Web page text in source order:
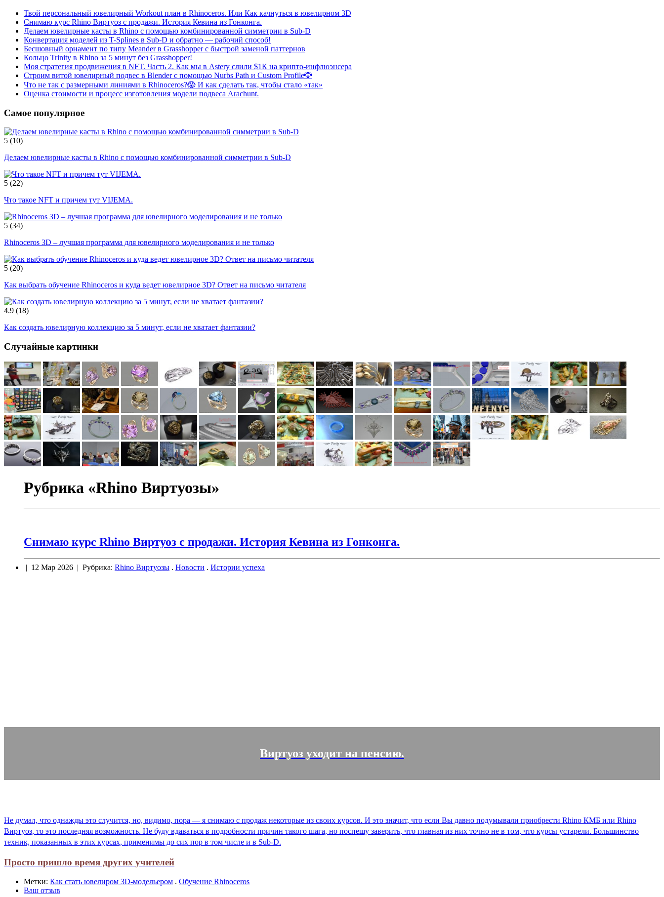
Твой персональный ювелирный Workout план в Rhinoceros. Или Как качнуться в ювелирном 3D
Снимаю курс Rhino Виртуоз с продажи. История Кевина из Гонконга.
Делаем ювелирные касты в Rhino с помощью комбинированной симметрии в Sub-D
Конвертация моделей из T-Splines в Sub-D и обратно — рабочий способ!
Бесшовный орнамент по типу Meander в Grasshopper с быстрой заменой паттернов
Кольцо Trinity в Rhino за 5 минут без Grasshopper!
Моя стратегия продвижения в NFT. Часть 2. Как мы в Astery слили $1К на крипто-инфлюэнсера
Строим витой ювелирный подвес в Blender с помощью Nurbs Path и Custom Profile🙉
Что не так с размерными линиями в Rhinoceros?😱 И как сделать так, чтобы стало «так»
Оценка стоимости и процесс изготовления модели подвеса Arachunt.
Самое популярное
5 (10)
Делаем ювелирные касты в Rhino с помощью комбинированной симметрии в Sub-D
5 (22)
Что такое NFT и причем тут VIJEMA.
5 (34)
Rhinoceros 3D – лучшая программа для ювелирного моделирования и не только
5 (20)
Как выбрать обучение Rhinoceros и куда ведет ювелирное 3D? Ответ на письмо читателя
4.9 (18)
Как создать ювелирную коллекцию за 5 минут, если не хватает фантазии?
Случайные картинки
Рубрика «Rhino Виртуозы»
Снимаю курс Rhino Виртуоз с продажи. История Кевина из Гонконга.
| 12 Мар 2026 | Рубрика: Rhino Виртуозы . Новости . Истории успеха
Виртуоз уходит на пенсию.
Не думал, что однажды это случится, но, видимо, пора — я снимаю с продаж некоторые из своих курсов. И это значит, что если Вы давно подумывали приобрести Rhino КМБ или Rhino
Виртуоз, то это последняя возможность. Не буду вдаваться в подробности причин такого шага, но поспешу заверить, что главная из них точно не в том, что курсы устарели. Большинство
техник, показанных в этих курсах, применимы до сих пор в том числе и в Sub-D.
Просто пришло время других учителей
Метки: Как стать ювелиром 3D-модельером . Обучение Rhinoceros
Ваш отзыв